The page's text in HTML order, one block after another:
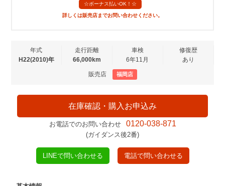
☆ボーナス払いOK！☆
詳しくは販売店までお問い合わせください。
年式
H22(2010)年
走行距離
66,000km
車検
6年11月
修復歴
あり
販売店 福岡店
在庫確認・購入お申込み
お電話でのお問い合わせ 0120-038-871
(ガイダンス後2番)
LINEで問い合わせる 電話で問い合わせる